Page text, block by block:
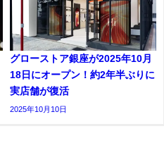
グローストア銀座が2025年10月
18日にオープン！約2年半ぶりに
実店舗が復活
2025年10月10日